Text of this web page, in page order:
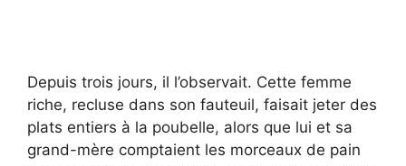
Depuis trois jours, il l’observait. Cette femme
riche, recluse dans son fauteuil, faisait jeter des
plats entiers à la poubelle, alors que lui et sa
grand-mère comptaient les morceaux de pain